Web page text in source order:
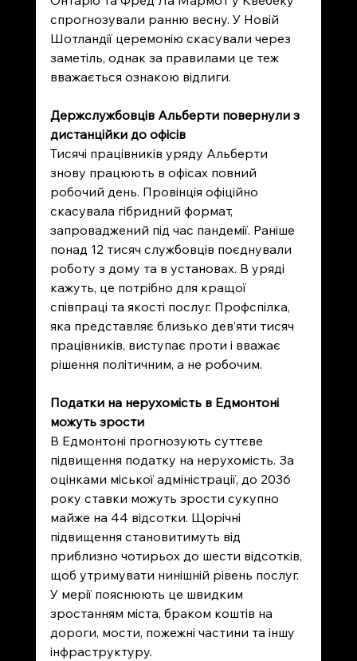
спрогнозували ранню весну. У Новій
Шотландії церемонію скасували через
заметіль, однак за правилами це теж
вважається ознакою відлиги.
Держслужбовців Альберти повернули з
дистанційки до офісів
Тисячі працівників уряду Альберти
знову працюють в офісах повний
робочий день. Провінція офіційно
скасувала гібридний формат,
запроваджений під час пандемії. Раніше
понад 12 тисяч службовців поєднували
роботу з дому та в установах. В уряді
кажуть, це потрібно для кращої
співпраці та якості послуг. Профспілка,
яка представляє близько дев’яти тисяч
працівників, виступає проти і вважає
рішення політичним, а не робочим.
Податки на нерухомість в Едмонтоні
можуть зрости
В Едмонтоні прогнозують суттєве
підвищення податку на нерухомість. За
оцінками міської адміністрації, до 2036
року ставки можуть зрости сукупно
майже на 44 відсотки. Щорічні
підвищення становитимуть від
приблизно чотирьох до шести відсотків,
щоб утримувати нинішній рівень послуг.
У мерії пояснюють це швидким
зростанням міста, браком коштів на
дороги, мости, пожежні частини та іншу
інфраструктуру.